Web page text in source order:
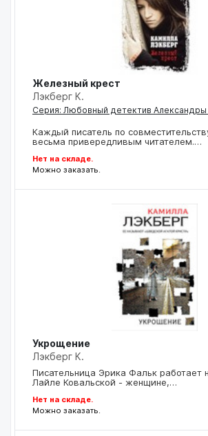
Железный крест
Лэкберг К.
Серия: Любовный детектив
Каждый писатель по
весьма привередливым читателем.…
Нет на складе.
Можно заказать.
Укрощение
Лэкберг К.
Писательница Эрика Фальк работает
Лайле Ковальской - женщине,…
Нет на складе.
Можно заказать.